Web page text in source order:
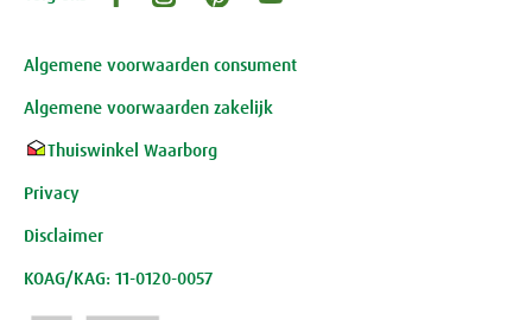
Klantenservice webwinkel
Review-richtlijnen
Algemene voorwaarden consument
Algemene voorwaarden zakelijk
Thuiswinkel Waarborg
Privacy
Disclaimer
KOAG/KAG: 11-0120-0057